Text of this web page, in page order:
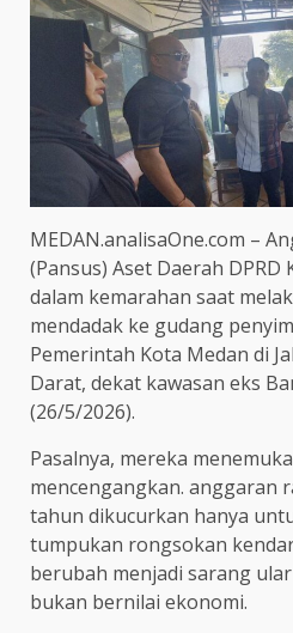
MEDAN.analisaOne.com –
(Pansus) Aset Daerah DPRD
dalam kemarahan saat
mendadak ke gudang
Pemerintah Kota Medan di
Darat, dekat kawasan eks
(26/5/2026).
Pasalnya, mereka
mencengangkan. anggaran
tahun dikucurkan hanya
tumpukan rongsokan
berubah menjadi sarang
bukan bernilai ekonomi.